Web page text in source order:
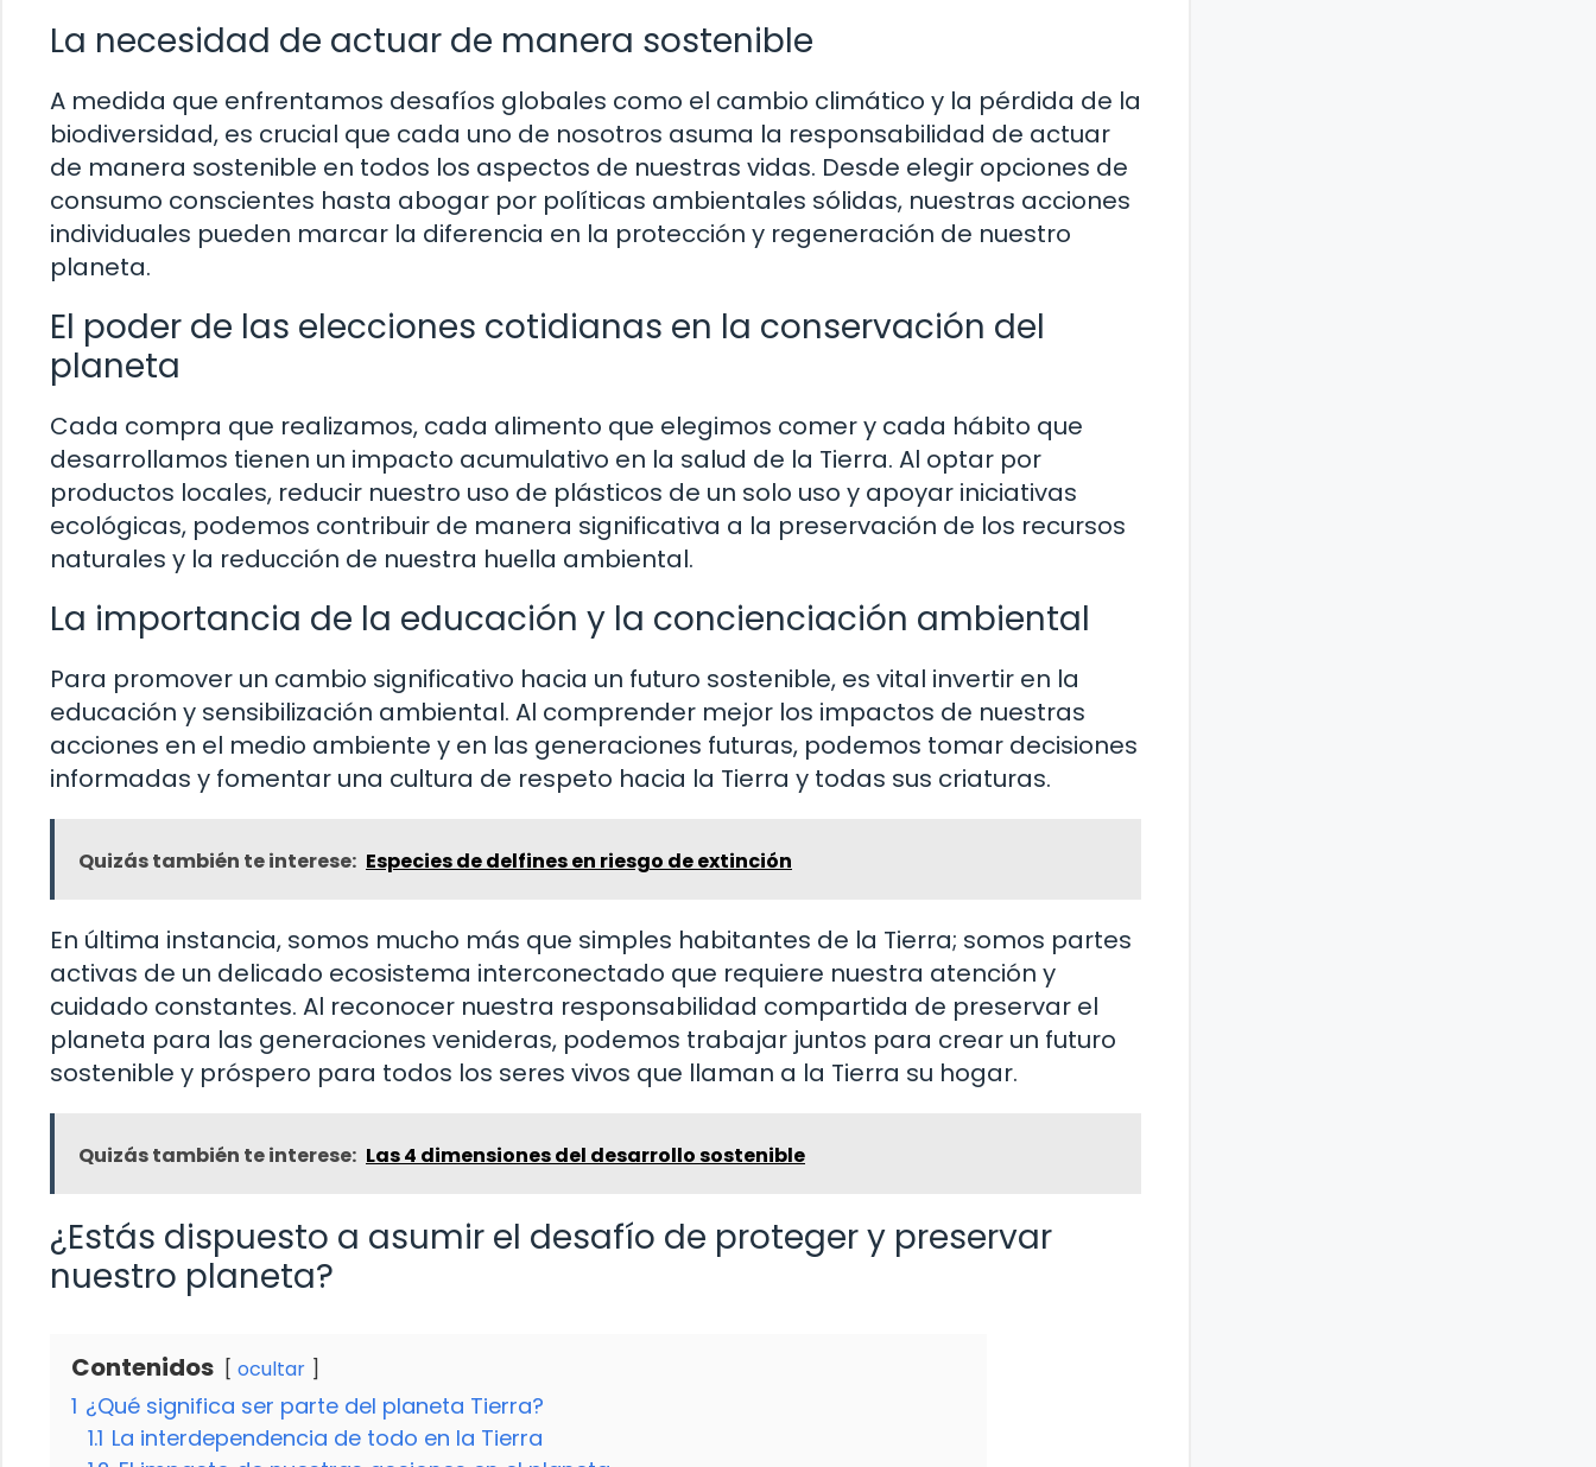
La necesidad de actuar de manera sostenible
A medida que enfrentamos desafíos globales como el cambio climático y la pérdida de la
biodiversidad, es crucial que cada uno de nosotros asuma la responsabilidad de actuar
de manera sostenible en todos los aspectos de nuestras vidas. Desde elegir opciones de
consumo conscientes hasta abogar por políticas ambientales sólidas, nuestras acciones
individuales pueden marcar la diferencia en la protección y regeneración de nuestro
planeta.
El poder de las elecciones cotidianas en la conservación del
planeta
Cada compra que realizamos, cada alimento que elegimos comer y cada hábito que
desarrollamos tienen un impacto acumulativo en la salud de la Tierra. Al optar por
productos locales, reducir nuestro uso de plásticos de un solo uso y apoyar iniciativas
ecológicas, podemos contribuir de manera significativa a la preservación de los recursos
naturales y la reducción de nuestra huella ambiental.
La importancia de la educación y la concienciación ambiental
Para promover un cambio significativo hacia un futuro sostenible, es vital invertir en la
educación y sensibilización ambiental. Al comprender mejor los impactos de nuestras
acciones en el medio ambiente y en las generaciones futuras, podemos tomar decisiones
informadas y fomentar una cultura de respeto hacia la Tierra y todas sus criaturas.
Quizás también te interese: Especies de delfines en riesgo de extinción
En última instancia, somos mucho más que simples habitantes de la Tierra; somos partes
activas de un delicado ecosistema interconectado que requiere nuestra atención y
cuidado constantes. Al reconocer nuestra responsabilidad compartida de preservar el
planeta para las generaciones venideras, podemos trabajar juntos para crear un futuro
sostenible y próspero para todos los seres vivos que llaman a la Tierra su hogar.
Quizás también te interese: Las 4 dimensiones del desarrollo sostenible
¿Estás dispuesto a asumir el desafío de proteger y preservar
nuestro planeta?
Contenidos ocultar
1 ¿Qué significa ser parte del planeta Tierra?
1.1 La interdependencia de todo en la Tierra